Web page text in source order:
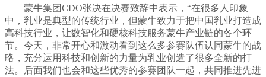
蒙牛集团CDO张决在决赛致辞中表示，“在很多人印象
中，乳业是典型的传统行业，但蒙牛致力于把中国乳业打造成
高科技行业，让数智化和硬核科技服务蒙牛产业链的各个环
节。今天，非常开心和激动看到这么多参赛队伍认同蒙牛的战
略，充分运用科技和创新的力量为乳业创造了很多全新的打
法。后面我们也会和这些优秀的参赛团队一起，共同推进先进